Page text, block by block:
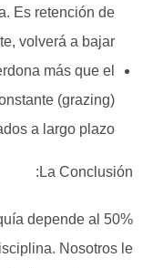
Es retención de
volverá a bajar.
más que el
(grazing)
a largo plazo.
La Conclusión:
depende al 50%
Nosotros le